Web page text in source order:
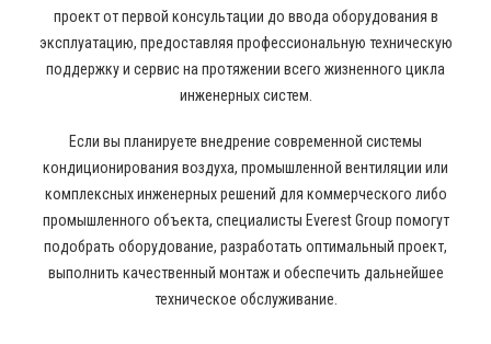
проект от первой консультации до ввода оборудования в
эксплуатацию, предоставляя профессиональную техническую
поддержку и сервис на протяжении всего жизненного цикла
инженерных систем.
Если вы планируете внедрение современной системы
кондиционирования воздуха, промышленной вентиляции или
комплексных инженерных решений для коммерческого либо
промышленного объекта, специалисты Everest Group помогут
подобрать оборудование, разработать оптимальный проект,
выполнить качественный монтаж и обеспечить дальнейшее
техническое обслуживание.